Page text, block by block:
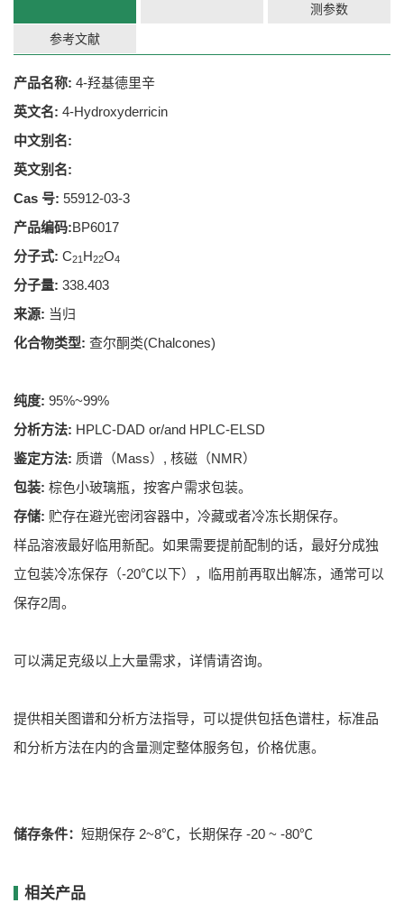
测参数
参考文献
产品名称: 4-羟基德里辛
英文名: 4-Hydroxyderricin
中文别名:
英文别名:
Cas 号: 55912-03-3
产品编码:BP6017
分子式: C21 H22O4
分子量: 338.403
来源: 当归
化合物类型: 查尔酮类(Chalcones)
纯度: 95%~99%
分析方法: HPLC-DAD or/and HPLC-ELSD
鉴定方法: 质谱（Mass）, 核磁（NMR）
包装: 棕色小玻璃瓶，按客户需求包装。
存储: 贮存在避光密闭容器中，冷藏或者冷冻长期保存。
样品溶液最好临用新配。如果需要提前配制的话，最好分成独
立包装冷冻保存（-20℃以下），临用前再取出解冻，通常可以
保存2周。
可以满足克级以上大量需求，详情请咨询。
提供相关图谱和分析方法指导，可以提供包括色谱柱，标准品
和分析方法在内的含量测定整体服务包，价格优惠。
储存条件： 短期保存 2~8℃，长期保存 -20 ~ -80℃
相关产品